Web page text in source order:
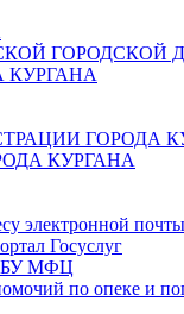
ГОРОДСКОЙ
КУРГАНА
ГОРОДА
КУРГАНА
электронной почты
Госуслуг
ГБУ МФЦ
по опеке и